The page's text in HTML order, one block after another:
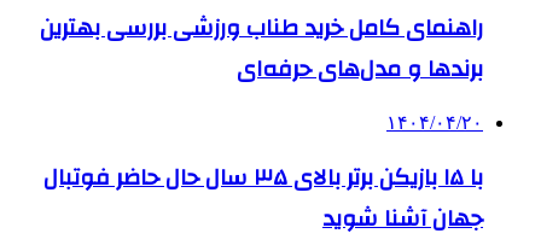
راهنمای کامل خرید طناب ورزشی بررسی بهترین
برندها و مدل‌های حرفه‌ای
۱۴۰۴/۰۴/۲۰
با ۱۵ بازیکن برتر بالای ۳۵ سال حال حاضر فوتبال
جهان آشنا شوید